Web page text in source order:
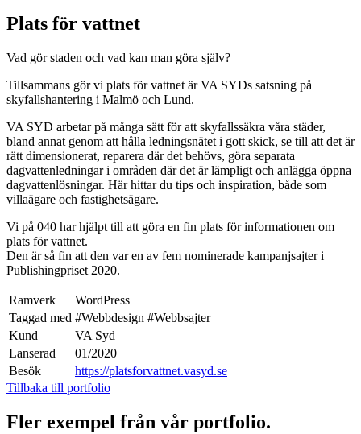
Plats för vattnet
Vad gör staden och vad kan man göra själv?
Tillsammans gör vi plats för vattnet är VA SYDs satsning på
skyfallshantering i Malmö och Lund.
VA SYD arbetar på många sätt för att skyfallssäkra våra städer,
bland annat genom att hålla ledningsnätet i gott skick, se till att det är
rätt dimensionerat, reparera där det behövs, göra separata
dagvattenledningar i områden där det är lämpligt och anlägga öppna
dagvattenlösningar. Här hittar du tips och inspiration, både som
villaägare och fastighetsägare.
Vi på 040 har hjälpt till att göra en fin plats för informationen om
plats för vattnet.
Den är så fin att den var en av fem nominerade kampanjsajter i
Publishingpriset 2020.
Ramverk
WordPress
Taggad med #Webbdesign #Webbsajter
Kund
VA Syd
Lanserad
01/2020
Besök
https://platsforvattnet.vasyd.se
Tillbaka till portfolio
Fler exempel från vår portfolio.